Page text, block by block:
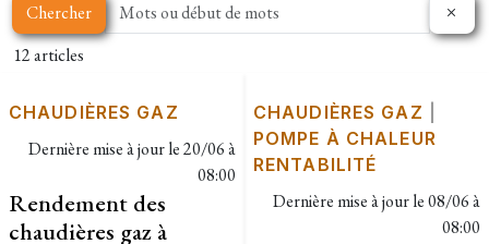
Chercher
12 articles
CHAUDIÈRES GAZ
Dernière mise à jour le20/06 à
08:00
Rendement des
chaudières gaz à
CHAUDIÈRES GAZ
POMPE À CHALEUR
RENTABILITÉ
Dernière mise à jour le08/06 à
08:00